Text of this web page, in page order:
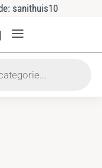
sanithuis10